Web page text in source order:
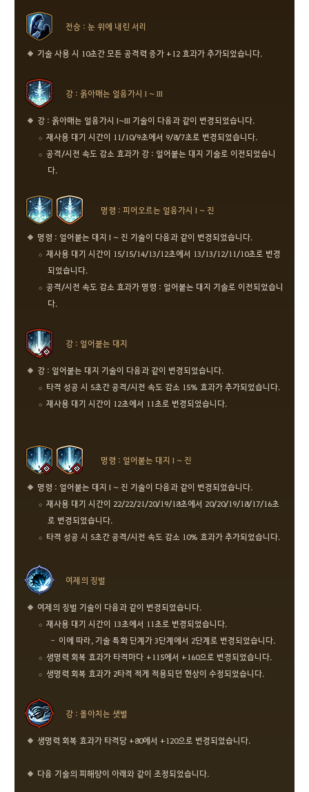
전승 : 눈 위에 내린 서리
기술 사용 시 10초간 모든 공격력 증가 +12 효과가 추가되었습니다.
강 : 옭아매는 얼음가시 I ~ III
강 : 옭아매는 얼음가시 I~III 기술이 다음과 같이 변경되었습니다.
재사용 대기 시간이 11/10/9초에서 9/8/7초로 변경되었습니다.
공격/시전 속도 감소 효과가 강 : 얼어붙는 대지 기술로 이전되었습니
다.
명령 : 피어오르는 얼음가시 I ~ 진
명령 : 얼어붙는 대지 I ~ 진 기술이 다음과 같이 변경되었습니다.
재사용 대기 시간이 15/15/14/13/12초에서 13/13/12/11/10초로 변경
되었습니다.
공격/시전 속도 감소 효과가 명령 : 얼어붙는 대지 기술로 이전되었습니
다.
강 : 얼어붙는 대지
강 : 얼어붙는 대지 기술이 다음과 같이 변경되었습니다.
타격 성공 시 5초간 공격/시전 속도 감소 15% 효과가 추가되었습니다.
재사용 대기 시간이 12초에서 11초로 변경되었습니다.
명령 : 얼어붙는 대지 I ~ 진
명령 : 얼어붙는 대지 I ~ 진 기술이 다음과 같이 변경되었습니다.
재사용 대기 시간이 22/22/21/20/19/18초에서 20/20/19/18/17/16초
로 변경되었습니다.
타격 성공 시 5초간 공격/시전 속도 감소 10% 효과가 추가되었습니다.
여제의 징벌
여제의 징벌 기술이 다음과 같이 변경되었습니다.
재사용 대기 시간이 13초에서 11초로 변경되었습니다.
이에 따라, 기술 특화 단계가 3단계에서 2단계로 변경되었습니다.
생명력 회복 효과가 타격마다 +115에서 +160으로 변경되었습니다.
생명력 회복 효과가 2타격 적게 적용되던 현상이 수정되었습니다.
강 : 몰아치는 샛별
생명력 회복 효과가 타격당 +80에서 +120으로 변경되었습니다.
다음 기술의 피해량이 아래와 같이 조정되었습니다.